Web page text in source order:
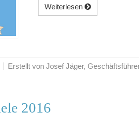
Weiterlesen
Erstellt von Josef Jäger,
2016